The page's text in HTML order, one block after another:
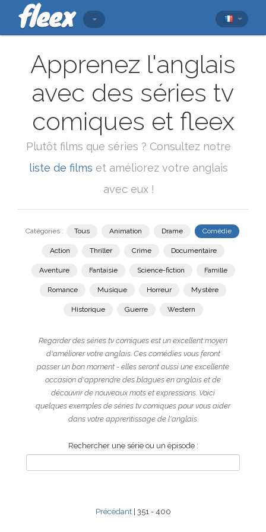
Apprenez l'anglais
avec des séries tv
comiques et fleex
Plutôt films que séries ? Consultez notre
liste de films et améliorez votre anglais
avec eux !
Catégories : Tous Animation Drame Comédie
Action Thriller Crime Documentaire
Aventure Fantaisie Science-fiction Famille
Romance Musique Horreur Mystère
Historique Guerre Western
Regarder des séries tv comiques est un excellent moyen
d'améliorer votre anglais. Ces comédies vous feront
passer un bon moment - elles seront aussi une excellente
occasion d'apprendre des blagues en anglais et de
découvrir de nouveaux mots et expressions. Voici
quelques exemples de séries tv comiques pour vous aider
dans votre apprentissage de l'anglais.
Rechercher une série ou un épisode :
Précédant| 351 - 400